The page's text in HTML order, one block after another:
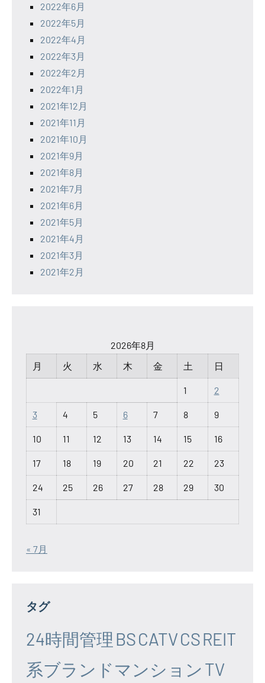
2022年6月
2022年5月
2022年4月
2022年3月
2022年2月
2022年1月
2021年12月
2021年11月
2021年10月
2021年9月
2021年8月
2021年7月
2021年6月
2021年5月
2021年4月
2021年3月
2021年2月
2026年8月
月
火 水 木 金 土 日
1 2
3 4 5 6 7 8 9
10 11 12 13 14 15 16
17 18 19 20 21 22 23
24 25 26 27 28 29 30
31
« 7月
タグ
24時間管理 BSCATVCSREIT
系ブランドマンション TV